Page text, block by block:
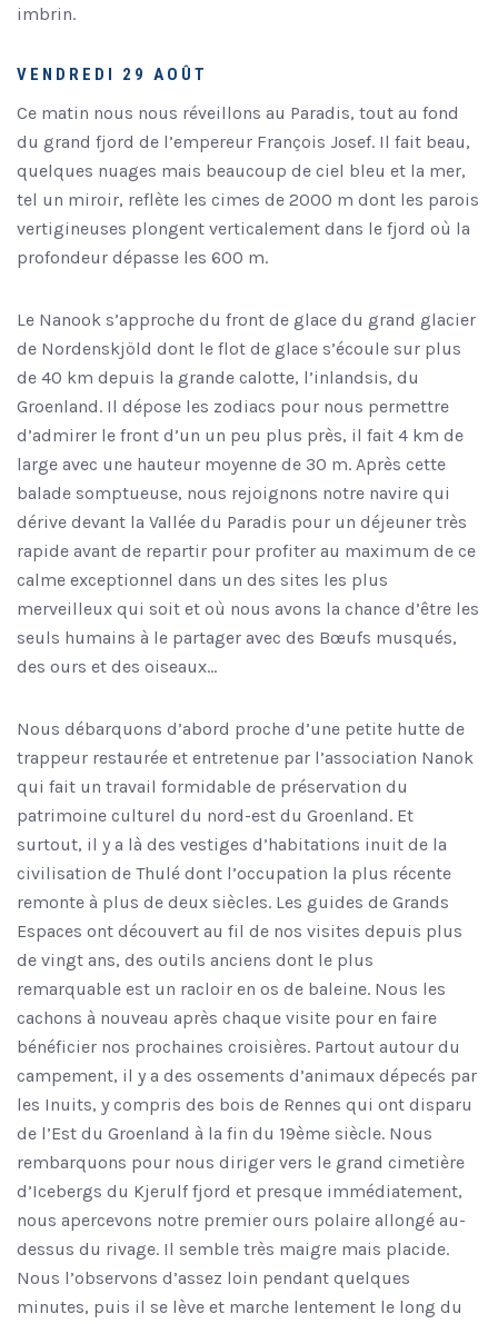
imbrin.
VENDREDI 29 AOÛT
Ce matin nous nous réveillons au Paradis, tout au fond
du grand fjord de l’empereur François Josef. Il fait beau,
quelques nuages mais beaucoup de ciel bleu et la mer,
tel un miroir, reflète les cimes de 2000 m dont les parois
vertigineuses plongent verticalement dans le fjord où la
profondeur dépasse les 600 m.
Le Nanook s’approche du front de glace du grand glacier
de Nordenskjöld dont le flot de glace s’écoule sur plus
de 40 km depuis la grande calotte, l’inlandsis, du
Groenland. Il dépose les zodiacs pour nous permettre
d’admirer le front d’un un peu plus près, il fait 4 km de
large avec une hauteur moyenne de 30 m. Après cette
balade somptueuse, nous rejoignons notre navire qui
dérive devant la Vallée du Paradis pour un déjeuner très
rapide avant de repartir pour profiter au maximum de ce
calme exceptionnel dans un des sites les plus
merveilleux qui soit et où nous avons la chance d’être les
seuls humains à le partager avec des Bœufs musqués,
des ours et des oiseaux…
Nous débarquons d’abord proche d’une petite hutte de
trappeur restaurée et entretenue par l’association Nanok
qui fait un travail formidable de préservation du
patrimoine culturel du nord-est du Groenland. Et
surtout, il y a là des vestiges d’habitations inuit de la
civilisation de Thulé dont l’occupation la plus récente
remonte à plus de deux siècles. Les guides de Grands
Espaces ont découvert au fil de nos visites depuis plus
de vingt ans, des outils anciens dont le plus
remarquable est un racloir en os de baleine. Nous les
cachons à nouveau après chaque visite pour en faire
bénéficier nos prochaines croisières. Partout autour du
campement, il y a des ossements d’animaux dépecés par
les Inuits, y compris des bois de Rennes qui ont disparu
de l’Est du Groenland à la fin du 19ème siècle. Nous
rembarquons pour nous diriger vers le grand cimetière
d’Icebergs du Kjerulf fjord et presque immédiatement,
nous apercevons notre premier ours polaire allongé au-
dessus du rivage. Il semble très maigre mais placide.
Nous l’observons d’assez loin pendant quelques
minutes, puis il se lève et marche lentement le long du